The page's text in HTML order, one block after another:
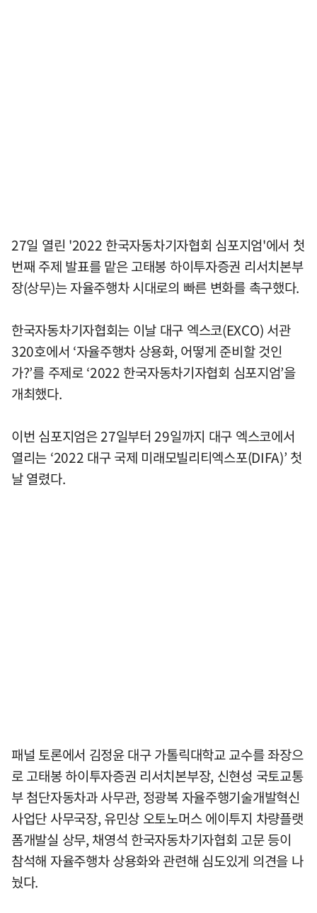
27일 열린 '2022 한국자동차기자협회 심포지엄'에서 첫
번째 주제 발표를 맡은 고태봉 하이투자증권 리서치본부
장(상무)는 자율주행차 시대로의 빠른 변화를 촉구했다.
한국자동차기자협회는 이날 대구 엑스코(EXCO) 서관
320호에서 ‘자율주행차 상용화, 어떻게 준비할 것인
가?’를 주제로 ‘2022 한국자동차기자협회 심포지엄’을
개최했다.
이번 심포지엄은 27일부터 29일까지 대구 엑스코에서
열리는 ‘2022 대구 국제 미래모빌리티엑스포(DIFA)’ 첫
날 열렸다.
패널 토론에서 김정윤 대구 가톨릭대학교 교수를 좌장으
로 고태봉 하이투자증권 리서치본부장, 신현성 국토교통
부 첨단자동차과 사무관, 정광복 자율주행기술개발혁신
사업단 사무국장, 유민상 오토노머스 에이투지 차량플랫
폼개발실 상무, 채영석 한국자동차기자협회 고문 등이
참석해 자율주행차 상용화와 관련해 심도있게 의견을 나
눴다.